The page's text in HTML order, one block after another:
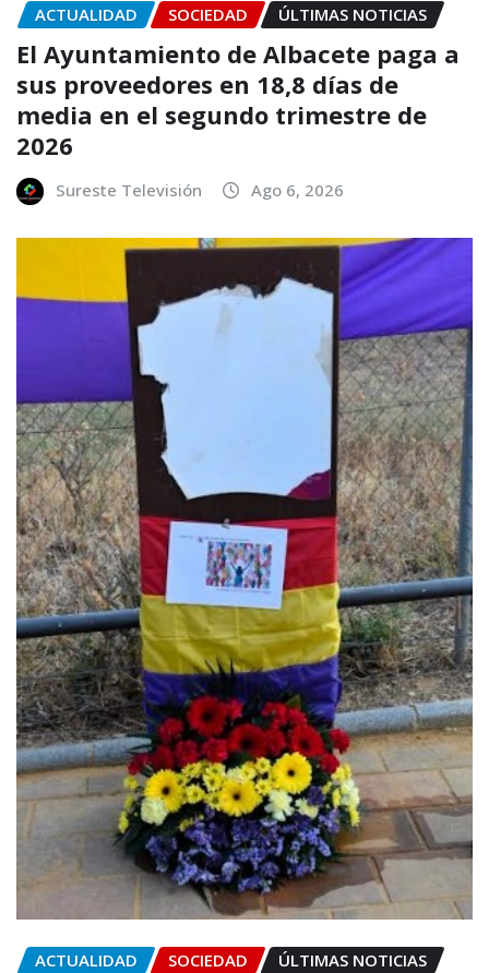
ACTUALIDAD SOCIEDAD ÚLTIMAS NOTICIAS
El Ayuntamiento de Albacete paga a
sus proveedores en 18,8 días de
media en el segundo trimestre de
2026
Sureste Televisión Ago 6, 2026
ACTUALIDAD SOCIEDAD ÚLTIMAS NOTICIAS